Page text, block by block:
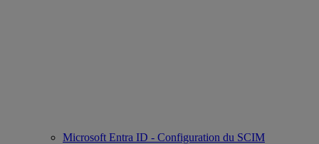
Microsoft Entra ID - Configuration du SCIM